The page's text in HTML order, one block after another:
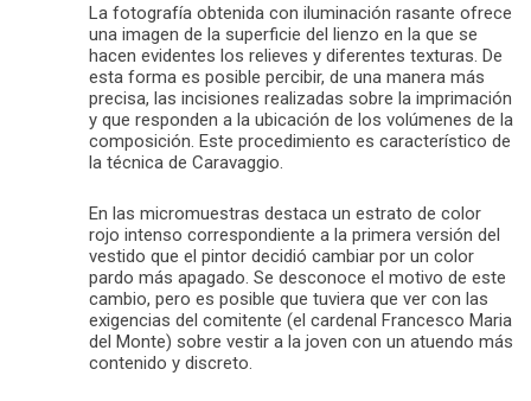
La fotografía obtenida con iluminación rasante ofrece
una imagen de la superficie del lienzo en la que se
hacen evidentes los relieves y diferentes texturas. De
esta forma es posible percibir, de una manera más
precisa, las incisiones realizadas sobre la imprimación
y que responden a la ubicación de los volúmenes de la
composición. Este procedimiento es característico de
la técnica de Caravaggio.
En las micromuestras destaca un estrato de color
rojo intenso correspondiente a la primera versión del
vestido que el pintor decidió cambiar por un color
pardo más apagado. Se desconoce el motivo de este
cambio, pero es posible que tuviera que ver con las
exigencias del comitente (el cardenal Francesco Maria
del Monte) sobre vestir a la joven con un atuendo más
contenido y discreto.